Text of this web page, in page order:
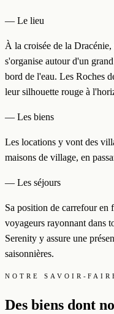
— Le lieu
À la croisée de la
s'organise autour d'un
bord de l'eau. Les Roches
leur silhouette rouge à
— Les biens
Les locations y vont des
maisons de village, en
— Les séjours
Sa position de carrefour en
voyageurs rayonnant dans
Serenity y assure une
saisonnières.
NOTRE SAVOIR-
Des biens dont